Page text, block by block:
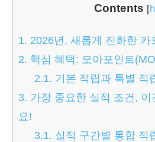
Contents [
1. 2026년, 새롭게 진화한 카
2. 핵심 혜택: 모아포인트
2.1. 기본 적립과 특별 적
3. 가장 중요한 실적 조건, 이
요!
3.1. 실적 구간별 통합 적